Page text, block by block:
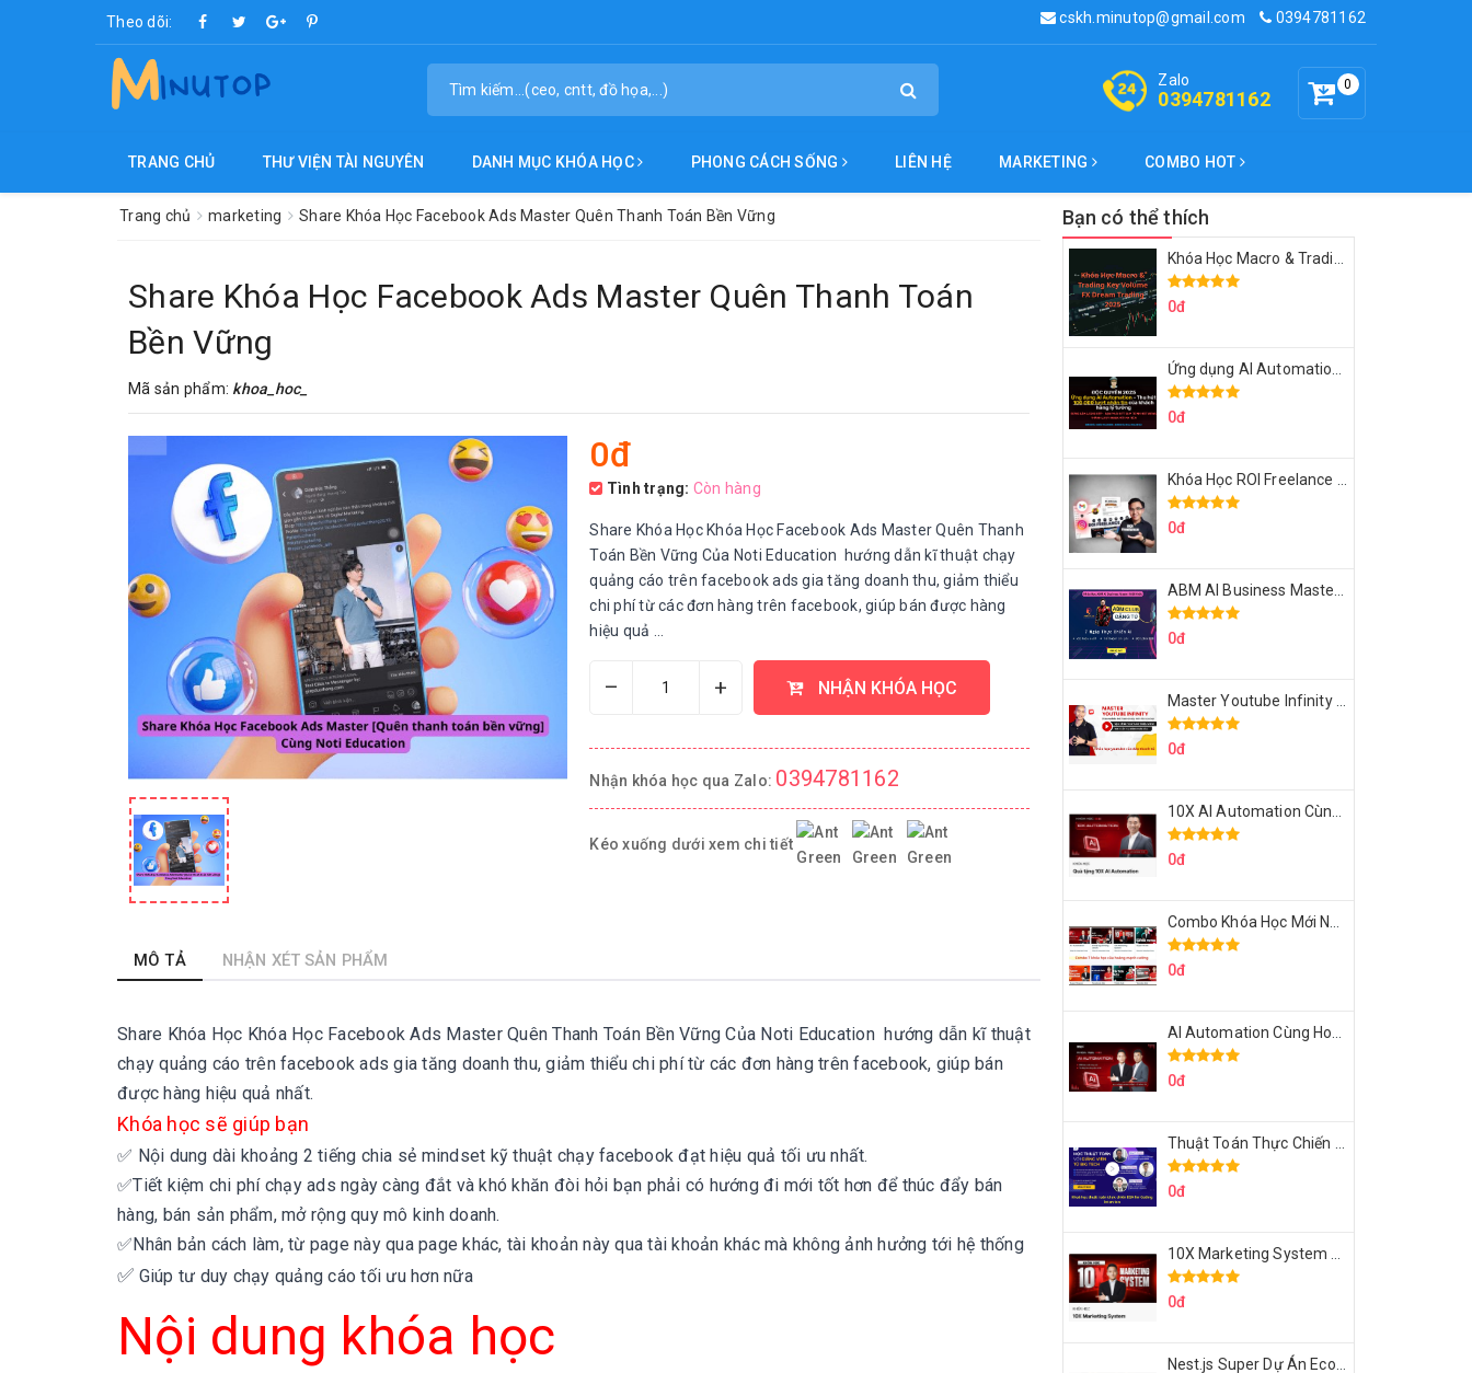
Theo dõi: cskh.minutop@gmail.com 0394781162
0
Zalo
0394781162
TRANG CHỦ THƯ VIỆN TÀI NGUYÊN DANH MỤC KHÓA HỌC PHONG CÁCH SỐNG LIÊN HỆ MARKETING COMBO HOT
Trang chủ marketing Share Khóa Học Facebook Ads Master Quên Thanh Toán Bền Vững
Share Khóa Học Facebook Ads Master Quên Thanh Toán
Bền Vững
Mã sản phẩm: khoa_hoc_
0đ
Tình trạng: Còn hàng
Share Khóa Học Khóa Học Facebook Ads Master Quên Thanh
Toán Bền Vững Của Noti Education hướng dẫn kĩ thuật chạy
quảng cáo trên facebook ads gia tăng doanh thu, giảm thiểu
chi phí từ các đơn hàng trên facebook, giúp bán được hàng
hiệu quả ...
– + NHẬN KHÓA HỌC
Nhận khóa học qua Zalo: 0394781162
Kéo xuống dưới xem chi tiết
MÔ TẢ NHẬN XÉT SẢN PHẨM
Share Khóa Học Khóa Học Facebook Ads Master Quên Thanh Toán Bền Vững Của Noti Education hướng dẫn kĩ thuật
chạy quảng cáo trên facebook ads gia tăng doanh thu, giảm thiểu chi phí từ các đơn hàng trên facebook, giúp bán
được hàng hiệu quả nhất.
Khóa học sẽ giúp bạn
✅ Nội dung dài khoảng 2 tiếng chia sẻ mindset kỹ thuật chạy facebook đạt hiệu quả tối ưu nhất.
✅Tiết kiệm chi phí chạy ads ngày càng đắt và khó khăn đòi hỏi bạn phải có hướng đi mới tốt hơn để thúc đẩy bán
hàng, bán sản phẩm, mở rộng quy mô kinh doanh.
✅ Nhân bản cách làm, từ page này qua page khác, tài khoản này qua tài khoản khác mà không ảnh hưởng tới hệ thống
✅ Giúp tư duy chạy quảng cáo tối ưu hơn nữa
Nội dung khóa học
Bạn có thể thích
0đ
0đ
0đ
0đ
0đ
0đ
0đ
0đ
0đ
0đ